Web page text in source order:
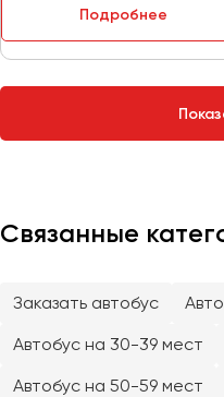
Подробнее
Связанные
Заказать автобус
Автобус на 30-39 мест
Автобус на 50-59 мест
Тверь
Тольятти
Улан-Удэ
Уфа
Феодосия